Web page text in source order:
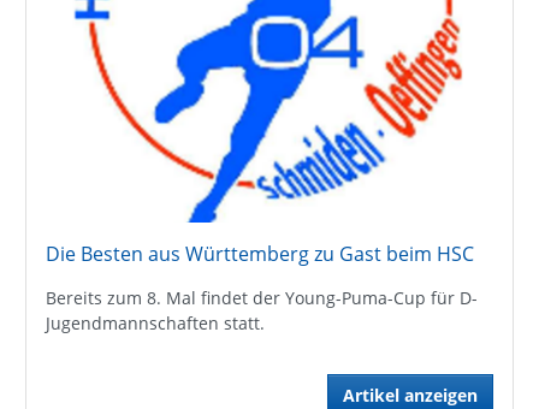
Die Besten aus Württemberg zu Gast beim HSC
Bereits zum 8. Mal findet der Young-Puma-Cup für D-
Jugendmannschaften statt.
Artikel anzeigen